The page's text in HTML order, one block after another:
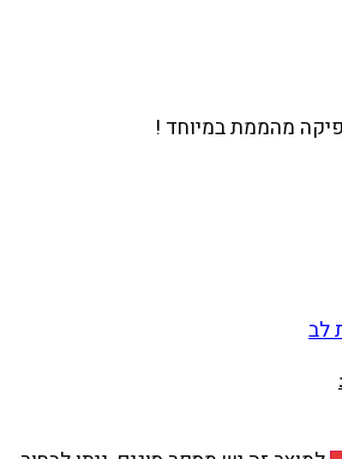
מהממת במיוחד !